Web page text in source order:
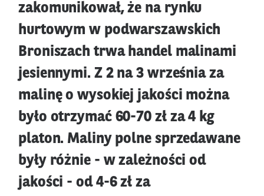
zakomunikował, że na rynku
hurtowym w podwarszawskich
Broniszach trwa handel malinami
jesiennymi. Z 2 na 3 września za
malinę o wysokiej jakości można
było otrzymać 60-70 zł za 4 kg
platon. Maliny polne sprzedawane
były różnie - w zależności od
jakości - od 4-6 zł za